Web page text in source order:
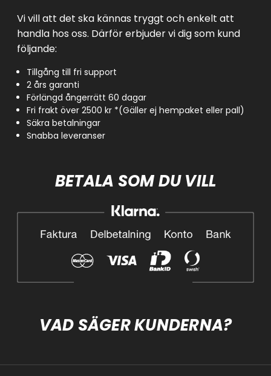
Vi vill att det ska kännas tryggt och enkelt att
handla hos oss. Därför erbjuder vi dig som kund
följande:
Tillgång till fri support
2 års garanti
Förlängd ångerrätt 60 dagar
Fri frakt över 2500 kr *(Gäller ej hempaket eller pall)
Säkra betalningar
Snabba leveranser
BETALA SOM DU VILL
VAD SÄGER KUNDERNA?